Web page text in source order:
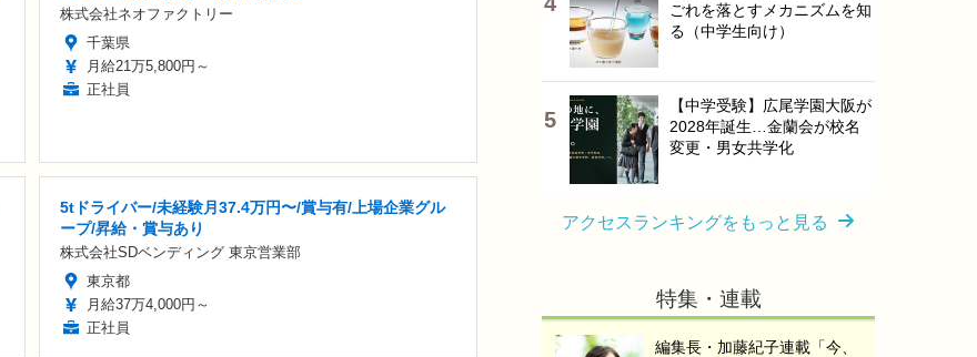
株式会社ネオファクトリー
千葉県
月給21万5,800円～
正社員
5tドライバー/未経験月37.4万円〜/賞与有/上場企業グル
ープ/昇給・賞与あり
株式会社SDベンディング 東京営業部
東京都
月給37万4,000円～
正社員
ごれを落とすメカニズムを知
る（中学生向け）
【中学受験】広尾学園大阪が
2028年誕生…金蘭会が校名
変更・男女共学化
アクセスランキングをもっと見る
特集・連載
編集長・加藤紀子連載「今、